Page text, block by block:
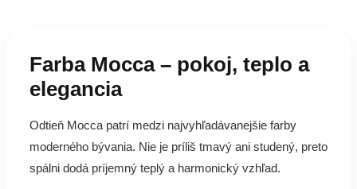
Farba Mocca – pokoj, teplo a
elegancia
Odtieň Mocca patrí medzi najvyhľadávanejšie farby
moderného bývania. Nie je príliš tmavý ani studený, preto
spálni dodá príjemný teplý a harmonický vzhľad.